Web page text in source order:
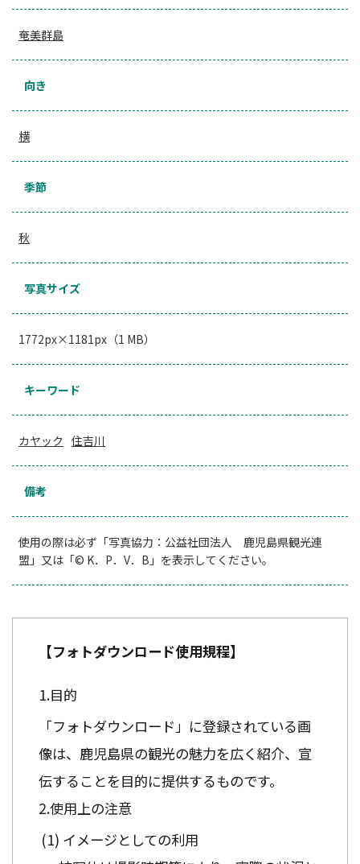
奄美群島
向き
横
季節
秋
写真サイズ
1772px×1181px（1 MB）
キーワード
カヤック 住吉川
備考
使用の際は必ず「写真協力：公益社団法人 鹿児島県観光連
盟」又は「© K．P．V．B」を表示してください。
【フォトダウンロード使用規程】
目的
「フォトダウンロード」に登録されている画
像は、鹿児島県の観光の魅力を広く紹介、宣
伝することを目的に提供するものです。
使用上の注意
イメージとしての利用